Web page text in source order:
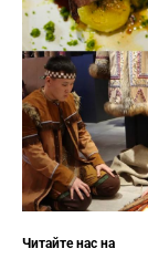
Читайте нас на